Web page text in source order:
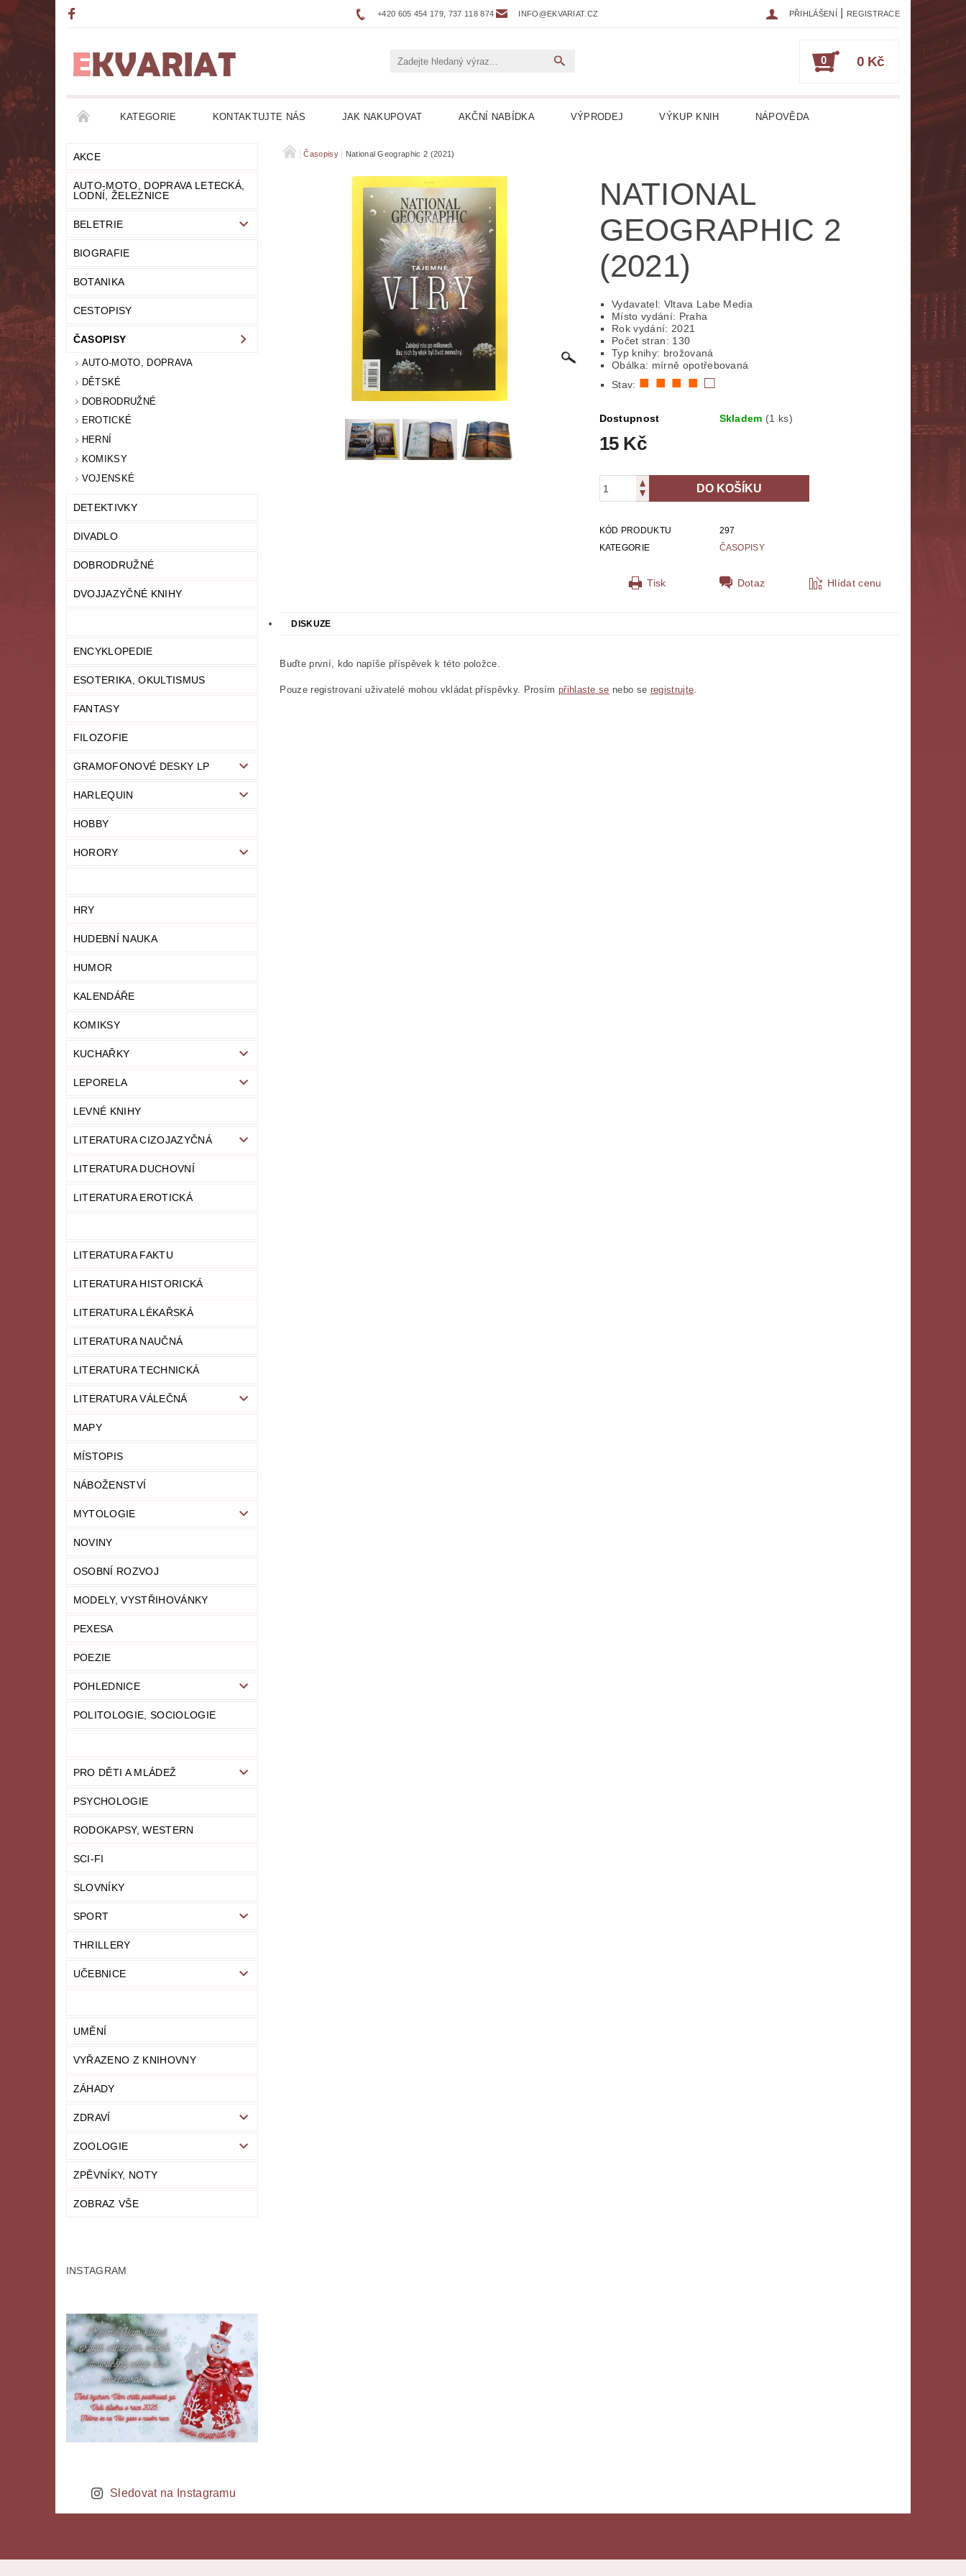
+420 605 454 179, 737 118 874 INFO@EKVARIAT.CZ PŘIHLÁŠENÍ REGISTRACE
0 0 Kč
KATEGORIE KONTAKTUJTE NÁS JAK NAKUPOVAT AKČNÍ NABÍDKA VÝPRODEJ VÝKUP KNIH NÁPOVĚDA
AKCE AUTO-MOTO, DOPRAVA LETECKÁ, LODNÍ, ŽELEZNICE BELETRIE
DETEKTIVKY DIVADLO DVOJJAZYČNÉ KNIHY ENCYKLOPEDIE ESOTERIKA, OKULTISMUS
FANTASY HARLEQUIN HORORY HRY HUDEBNÍ NAUKA
KUCHAŘKY LEPORELA LITERATURA CIZOJAZYČNÁ
LITERATURA FAKTU LITERATURA HISTORICKÁ LITERATURA LÉKAŘSKÁ
LITERATURA NAUČNÁ LITERATURA TECHNICKÁ LITERATURA VÁLEČNÁ MÍSTOPIS NÁBOŽENSTVÍ
NOVINY MODELY, VYSTŘIHOVÁNKY PEXESA POHLEDNICE POLITOLOGIE, SOCIOLOGIE
PRO DĚTI A MLÁDEŽ SLOVNÍKY THRILLERY
UČEBNICE VYŘAZENO Z KNIHOVNY ZÁHADY ZDRAVÍ ZOOLOGIE
AKCE
AUTO-MOTO, DOPRAVA LETECKÁ,
LODNÍ, ŽELEZNICE
BELETRIE
BIOGRAFIE
BOTANIKA
CESTOPISY
ČASOPISY
AUTO-MOTO, DOPRAVA
DĚTSKÉ
DOBRODRUŽNÉ
EROTICKÉ
HERNÍ
KOMIKSY
VOJENSKÉ
DETEKTIVKY
DIVADLO
DOBRODRUŽNÉ
DVOJJAZYČNÉ KNIHY
ENCYKLOPEDIE
ESOTERIKA, OKULTISMUS
FANTASY
FILOZOFIE
GRAMOFONOVÉ DESKY LP
HARLEQUIN
HOBBY
HORORY
HRY
HUDEBNÍ NAUKA
HUMOR
KALENDÁŘE
KOMIKSY
KUCHAŘKY
LEPORELA
LEVNÉ KNIHY
LITERATURA CIZOJAZYČNÁ
LITERATURA DUCHOVNÍ
LITERATURA EROTICKÁ
LITERATURA FAKTU
LITERATURA HISTORICKÁ
LITERATURA LÉKAŘSKÁ
LITERATURA NAUČNÁ
LITERATURA TECHNICKÁ
LITERATURA VÁLEČNÁ
MAPY
MÍSTOPIS
NÁBOŽENSTVÍ
MYTOLOGIE
NOVINY
OSOBNÍ ROZVOJ
MODELY, VYSTŘIHOVÁNKY
PEXESA
POEZIE
POHLEDNICE
POLITOLOGIE, SOCIOLOGIE
PRO DĚTI A MLÁDEŽ
PSYCHOLOGIE
RODOKAPSY, WESTERN
SCI-FI
SLOVNÍKY
SPORT
THRILLERY
UČEBNICE
UMĚNÍ
VYŘAZENO Z KNIHOVNY
ZÁHADY
ZDRAVÍ
ZOOLOGIE
ZPĚVNÍKY, NOTY
ZOBRAZ VŠE
INSTAGRAM
Sledovat na Instagramu
Časopisy National Geographic 2 (2021)
NATIONAL
GEOGRAPHIC 2
(2021)
Vydavatel: Vltava Labe Media
Místo vydání: Praha
Rok vydání: 2021
Počet stran: 130
Typ knihy: brožovaná
Obálka: mírně opotřebovaná
Stav: ■ ■ ■ ■ □
Dostupnost Skladem (1 ks)
15 Kč
KÓD PRODUKTU
297
KATEGORIE
ČASOPISY
Tisk Dotaz Hlídat cenu
DISKUZE
Buďte první, kdo napíše příspěvek k této položce.
Pouze registrovaní uživatelé mohou vkládat příspěvky. Prosím přihlaste se nebo se registrujte.